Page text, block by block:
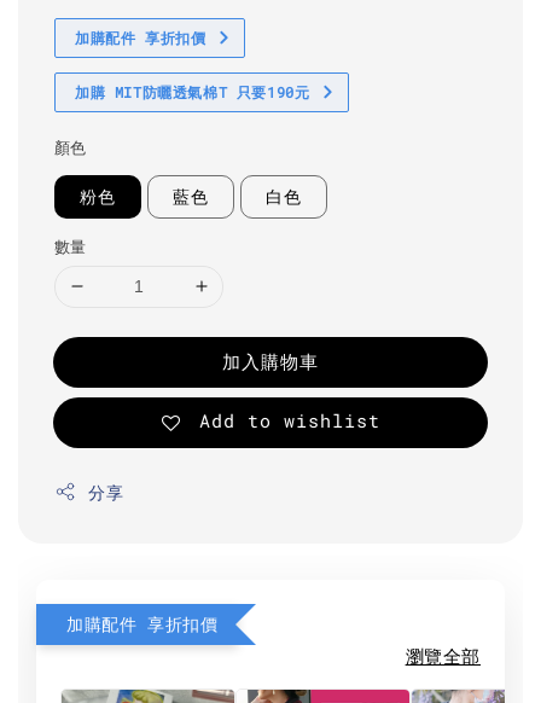
加購配件 享折扣價
加購 MIT防曬透氣棉T 只要190元
顏色
粉色 藍色 白色
數量
加入購物車
Add to wishlist
分享
加購配件 享折扣價
瀏覽全部